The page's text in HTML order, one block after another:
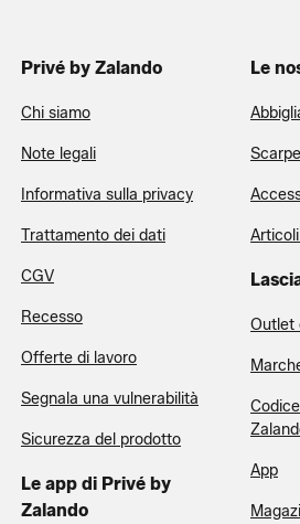
Privé by Zalando
Chi siamo
Note legali
Informativa sulla privacy
Trattamento dei dati
CGV
Recesso
Offerte di lavoro
Segnala una vulnerabilità
Sicurezza del prodotto
Le app di Privé by
Zalando
Le
Scarpe
Outlet
App